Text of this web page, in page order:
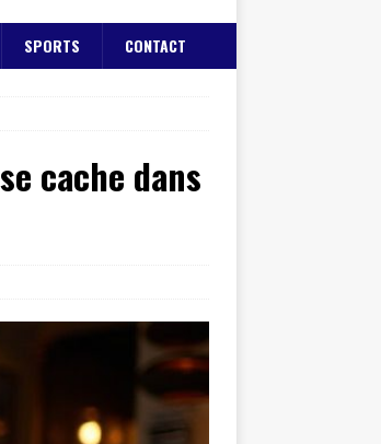
SPORTS CONTACT
cache dans